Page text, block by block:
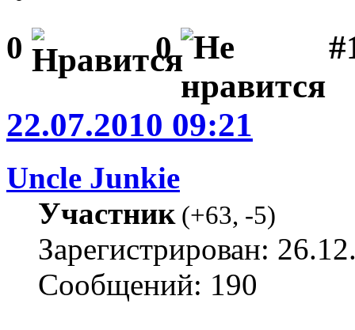
0 0
22.07.2010 09:21
Uncle Junkie
Участник(+63, -5)
Зарегистрирован:
Сообщений: 190